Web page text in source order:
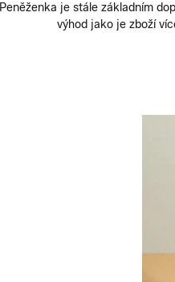
Peněženka je stále základním
výhod jako je zboží